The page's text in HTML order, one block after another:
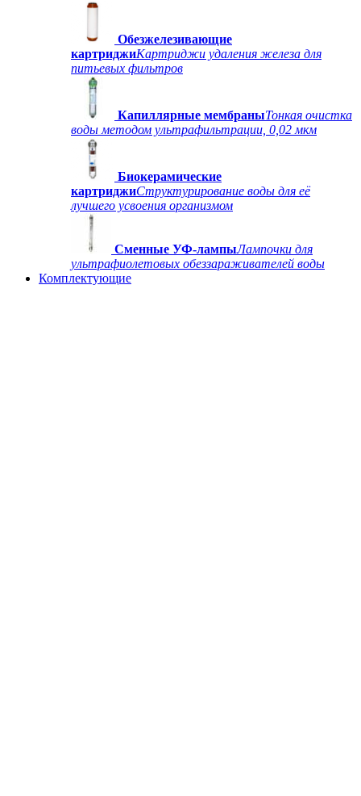
Обезжелезивающие
картриджиКартриджи удаления железа для
питьевых фильтров
Капиллярные мембраныТонкая очистка
воды методом ультрафильтрации, 0,02 мкм
Биокерамические
картриджиСтруктурирование воды для её
лучшего усвоения организмом
Сменные УФ-лампыЛампочки для
ультрафиолетовых обеззараживателей воды
Комплектующие